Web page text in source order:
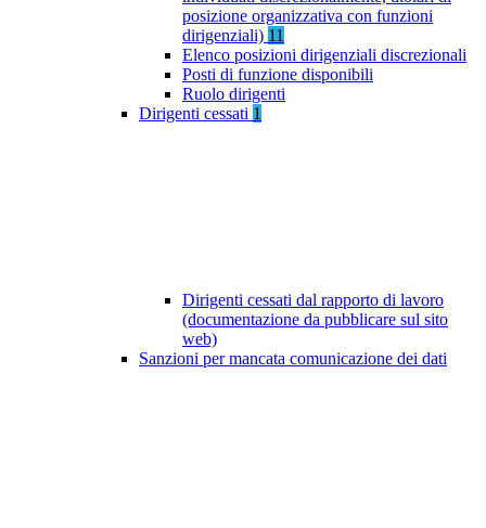
posizione organizzativa con funzioni
dirigenziali) 11
Elenco posizioni dirigenziali discrezionali
Posti di funzione disponibili
Ruolo dirigenti
Dirigenti cessati 1
Dirigenti cessati dal rapporto di lavoro
(documentazione da pubblicare sul sito
web)
Sanzioni per mancata comunicazione dei dati